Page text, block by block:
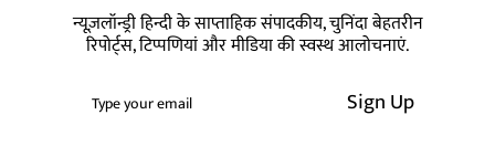
न्यूज़लॉन्ड्री हिन्दी के साप्ताहिक संपादकीय, चुनिंदा बेहतरीन
रिपोर्ट्स, टिप्पणियां और मीडिया की स्वस्थ आलोचनाएं.
Sign Up